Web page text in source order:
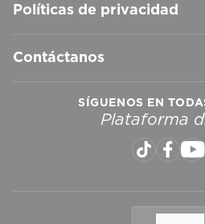
Políticas de privacidad
Contáctanos
SÍGUENOS EN
Plataforma